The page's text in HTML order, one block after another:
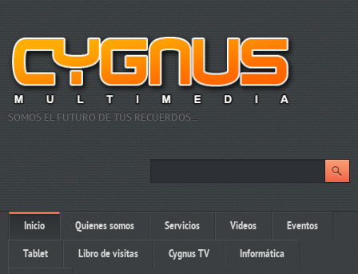
SOMOS EL FUTURO DE TUS RECUERDOS…
Inicio Quienes somos Servicios Videos Eventos
Tablet Libro de visitas Cygnus TV Informática